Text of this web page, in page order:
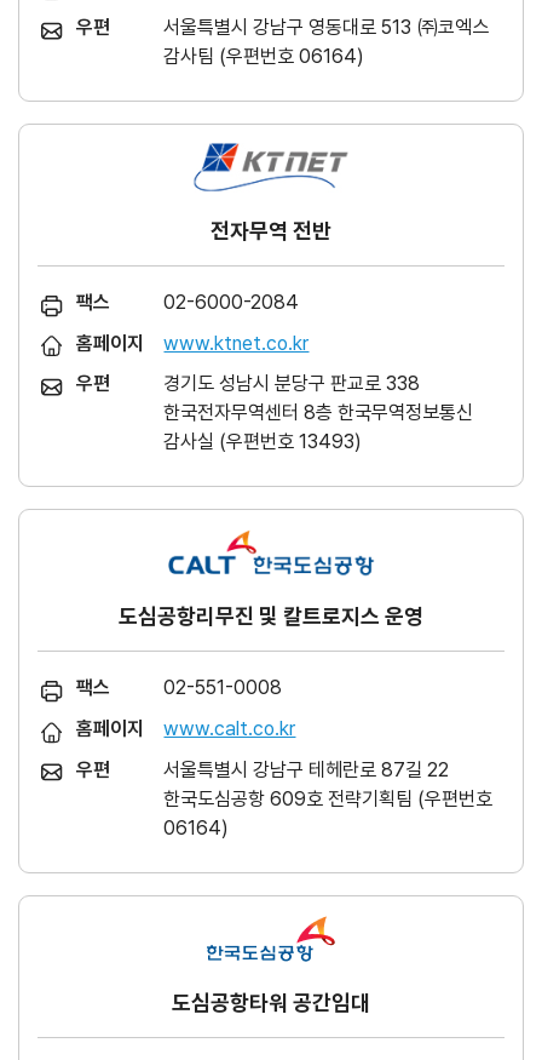
우편
서울특별시 강남구 영동대로 513 ㈜코엑스
감사팀 (우편번호 06164)
전자무역 전반
팩스
02-6000-2084
홈페이지
www.ktnet.co.kr
우편
경기도 성남시 분당구 판교로 338
한국전자무역센터 8층 한국무역정보통신
감사실 (우편번호 13493)
도심공항리무진 및 칼트로지스 운영
팩스
02-551-0008
홈페이지
www.calt.co.kr
우편
서울특별시 강남구 테헤란로 87길 22
한국도심공항 609호 전략기획팀 (우편번호
06164)
도심공항타워 공간임대